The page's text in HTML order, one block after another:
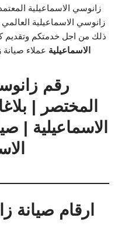
زانوسي الاسماعيلية
زانوسي الاسماعيلية
ذلك من اجل خدمتكم
الاسماعيلية عملاء
رقم
المختصر |
الاسماعيلية |
ارقام صيانة